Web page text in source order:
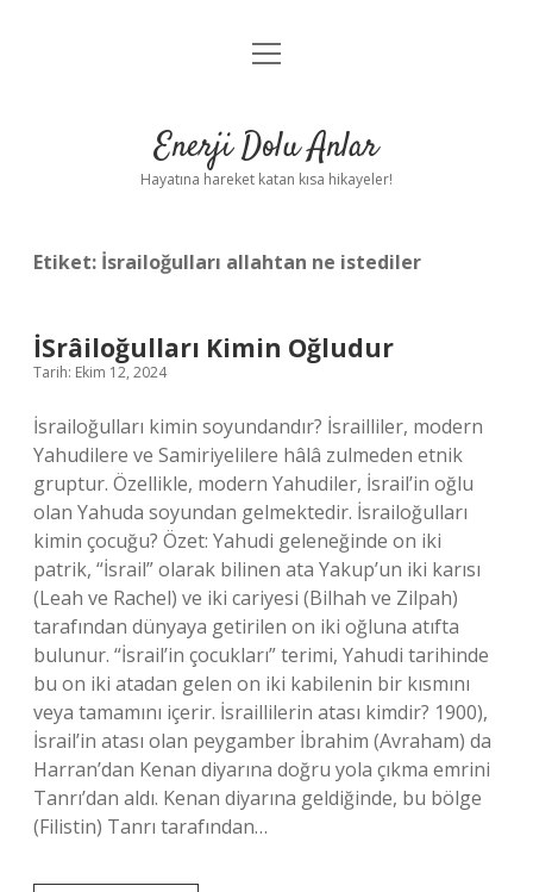
Anasayfa
Yasal Uyarı
menüyü
Enerji Dolu Anlar
Hayatına hareket katan kısa hikayeler!
Etiket: İsrailoğulları allahtan ne istediler
İSrâiloğulları Kimin Oğludur
Tarih: Ekim 12, 2024
İsrailoğulları kimin soyundandır? İsrailliler, modern
Yahudilere ve Samiriyelilere hâlâ zulmeden etnik
gruptur. Özellikle, modern Yahudiler, İsrail’in oğlu
olan Yahuda soyundan gelmektedir. İsrailoğulları
kimin çocuğu? Özet: Yahudi geleneğinde on iki
patrik, “İsrail” olarak bilinen ata Yakup’un iki karısı
(Leah ve Rachel) ve iki cariyesi (Bilhah ve Zilpah)
tarafından dünyaya getirilen on iki oğluna atıfta
bulunur. “İsrail’in çocukları” terimi, Yahudi tarihinde
bu on iki atadan gelen on iki kabilenin bir kısmını
veya tamamını içerir. İsraillilerin atası kimdir? 1900),
İsrail’in atası olan peygamber İbrahim (Avraham) da
Harran’dan Kenan diyarına doğru yola çıkma emrini
Tanrı’dan aldı. Kenan diyarına geldiğinde, bu bölge
(Filistin) Tanrı tarafından…